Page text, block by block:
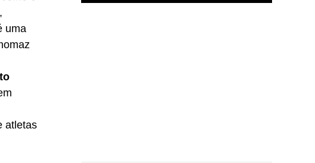
uma
atletas